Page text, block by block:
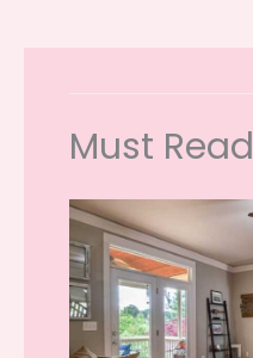
Must Read